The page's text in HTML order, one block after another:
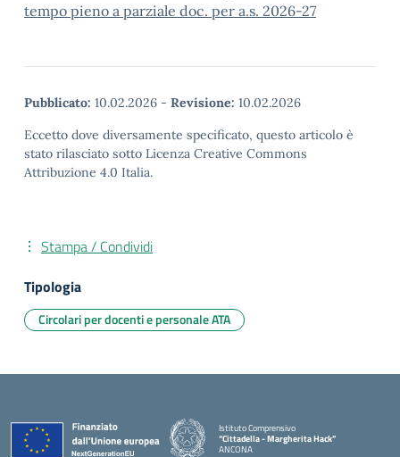
tempo pieno a parziale doc. per a.s. 2026-27
Pubblicato: 10.02.2026 - Revisione: 10.02.2026
Eccetto dove diversamente specificato, questo articolo è
stato rilasciato sotto Licenza Creative Commons
Attribuzione 4.0 Italia.
Stampa / Condividi
Tipologia
Circolari per docenti e personale ATA
Istituto Comprensivo
“Cittadella - Margherita Hack”
ANCONA